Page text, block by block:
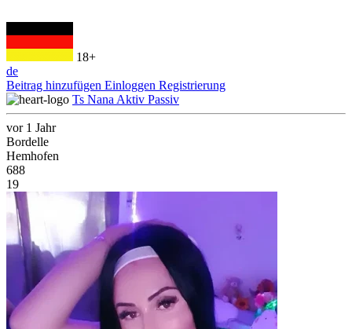
18+
de
Beitrag hinzufügen Einloggen Registrierung
Ts Nana Aktiv Passiv
vor 1 Jahr
Bordelle
Hemhofen
688
19